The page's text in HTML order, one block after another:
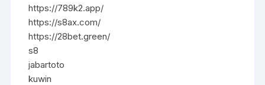
https://789k2.app/
https://s8ax.com/
https://28bet.green/
s8
jabartoto
kuwin